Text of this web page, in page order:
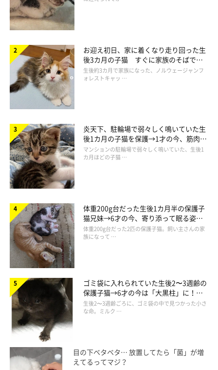
自分好みのポージングをさせることができるカプセルトイ「ニャ
掲載協力／Instagram（ @vv.miki.vvさん、@d.felittleさん、
@chicchinさん）
※この記事は投稿者さまにご了承をいただいたうえで制作してい
ます。
文／雨宮カイ
お迎え初日、家に着くなり走り回った生
後3カ月の子猫 すぐに家族のそばで落
ち着く姿に「迎えてよかった」
生後約3カ月で家族になった、ノルウェージャンフ
ォレストキャッ …
炎天下、駐輪場で弱々しく鳴いていた生
後1カ月の子猫を保護→1才の今、筋肉質
でツンデレなコに成長
マンションの駐輪場で弱々しく鳴いていた、生後1
カ月ほどの子猫 …
体重200g台だった生後1カ月半の保護子
猫兄妹→6才の今、寄り添って眠る姿に
ほっこり！
体重200g台だった2匹の保護子猫。飼い主さんの家
族になって …
ゴミ袋に入れられていた生後2〜3週齢の
保護子猫→6才の今は「大黒柱」に！
美しい黒猫に成長した姿にグッとくる
生後2〜3週齢ごろに、ゴミ袋の中で見つかった小さ
な命。ミルク …
目の下ベタベタ… 放置してたら「菌」が増
えてるってマジ？